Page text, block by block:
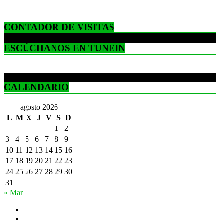
CONTADOR DE VISITAS
ESCÚCHANOS EN TUNEIN
CALENDARIO
agosto 2026
L M X J V S D
1
2
3
4 5 6 7 8
9
10 11 12 13 14 15 16
17 18 19 20 21 22 23
24 25 26 27 28 29 30
31
« Mar